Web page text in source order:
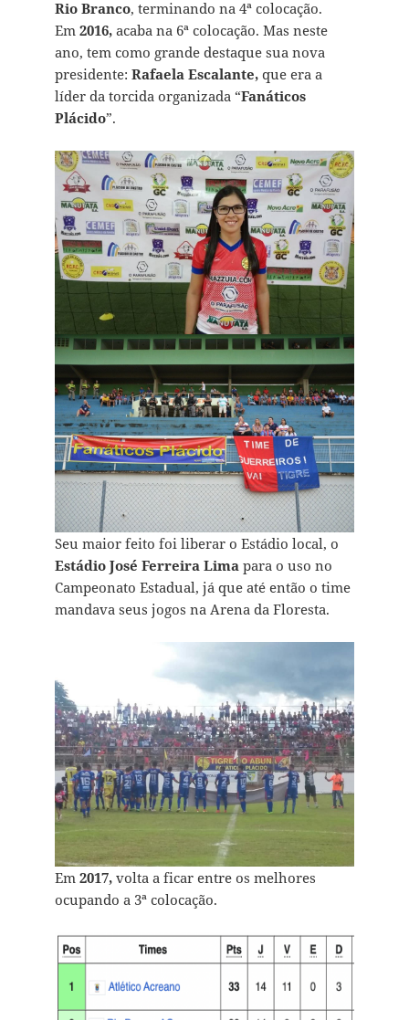
Rio Branco, terminando na 4ª colocação.
Em 2016,acaba na 6ª colocação. Mas neste
ano, tem como grande destaque sua nova
presidente: Rafaela Escalante,que era a
líder da torcida organizada “Fanáticos
Plácido”.
Seu maior feito foi liberar o Estádio local, o
Estádio José Ferreira Limapara o uso no
Campeonato Estadual, já que até então o time
mandava seus jogos na Arena da Floresta.
Em 2017,volta a ficar entre os melhores
ocupando a 3ª colocação.